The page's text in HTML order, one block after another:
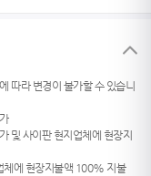
따라 변경이 불가할 수 있습니
및 사이판 현지업체에 현장지
체에 현장지불액 100% 지불